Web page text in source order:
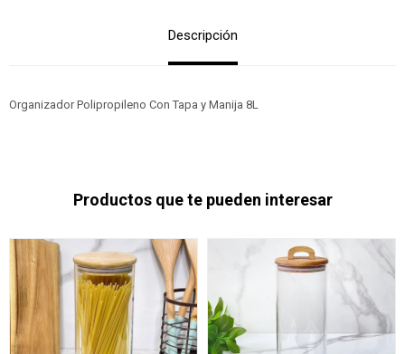
Descripción
Organizador Polipropileno Con Tapa y Manija 8L
Productos que te pueden interesar